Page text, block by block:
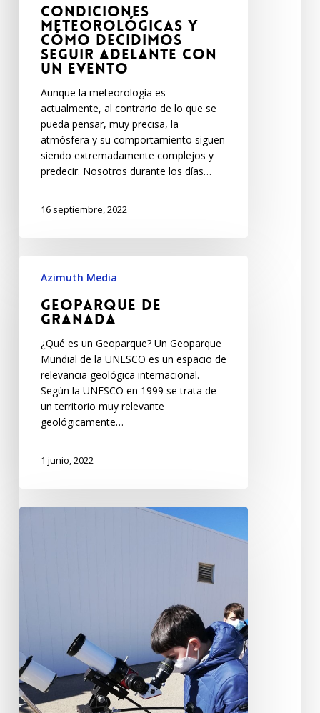
Condiciones
meteorológicas y
cómo decidimos
seguir adelante con
un evento
Aunque la meteorología es
actualmente, al contrario de lo que se
pueda pensar, muy precisa, la
atmósfera y su comportamiento siguen
siendo extremadamente complejos y
predecir. Nosotros durante los días…
16 septiembre, 2022
Azimuth Media
Geoparque de
Granada
¿Qué es un Geoparque? Un Geoparque
Mundial de la UNESCO es un espacio de
relevancia geológica internacional.
Según la UNESCO en 1999 se trata de
un territorio muy relevante
geológicamente…
1 junio, 2022